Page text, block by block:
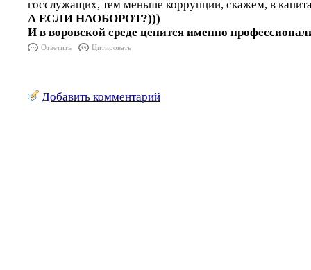
госслужащих, тем меньше коррупции, скажем, в
А ЕСЛИ НАОБОРОТ?)))
И в воровской среде ценится именно
Ответить Цитировать
Добавить комментарий